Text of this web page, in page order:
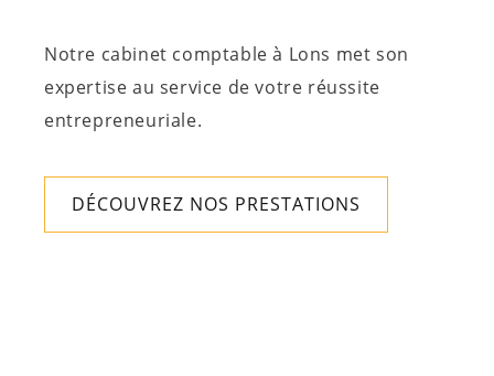
Notre cabinet comptable à Lons met son
expertise au service de votre réussite
entrepreneuriale.
DÉCOUVREZ NOS PRESTATIONS